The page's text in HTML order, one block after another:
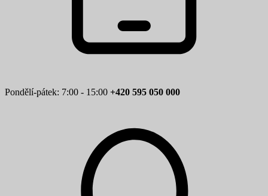
Pondělí-pátek: 7:00 - 15:00 +420 595 050 000